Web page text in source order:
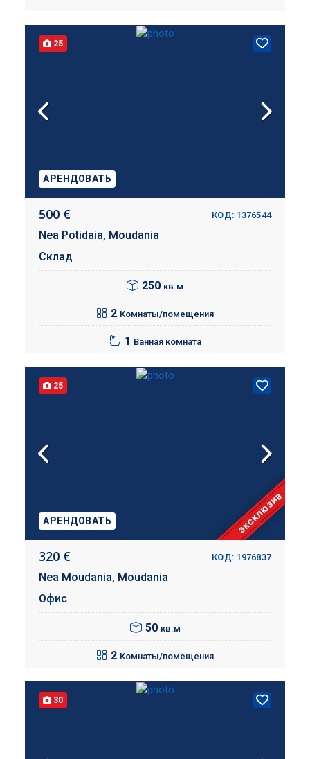
25
АРЕНДОВАТЬ
500 € КОД: 1376544
Nea Potidaia, Moudania
Склад
250 кв.м
2 Комнаты/помещения
1 Ванная комната
25
АРЕНДОВАТЬ ЭКСКЛЮЗИВ
320 € КОД: 1976837
Nea Moudania, Moudania
Офис
50 кв.м
2 Комнаты/помещения
30